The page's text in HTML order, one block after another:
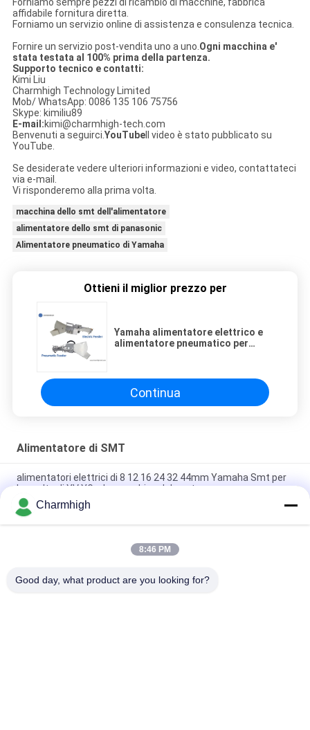
Forniamo sempre pezzi di ricambio di macchine, fabbrica
affidabile fornitura diretta.
Forniamo un servizio online di assistenza e consulenza tecnica.
Fornire un servizio post-vendita uno a uno.Ogni macchina e'
stata testata al 100% prima della partenza.
Supporto tecnico e contatti:
Kimi Liu
Charmhigh Technology Limited
Mob/ WhatsApp: 0086 135 106 75756
Skype: kimiliu89
E-mail:kimi@charmhigh-tech.com
Benvenuti a seguirci.YouTubeIl video è stato pubblicato su
YouTube.
Se desiderate vedere ulteriori informazioni e video, contattateci
via e-mail.
Vi risponderemo alla prima volta.
macchina dello smt dell'alimentatore
alimentatore dello smt di panasonic
Alimentatore pneumatico di Yamaha
Ottieni il miglior prezzo per
Yamaha alimentatore elettrico e
alimentatore pneumatico per
Continua
Alimentatore di SMT
alimentatori elettrici di 8 12 16 24 32 44mm Yamaha Smt per
la scelta di YV YG e la macchina del posto
Alimentatore elettrico 8 di Yamaha 12 16 24mm per la scelta
di DIY e la macchina del posto, macchina di Charmhigh SMT
Alimentatore elettrico 8/12/16/24mm di Fuji NXT SMT per la
Charmhigh
8:46 PM
Good day, what product are you looking for?